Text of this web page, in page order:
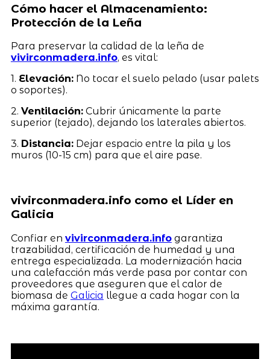
Cómo hacer el Almacenamiento:
Protección de la Leña
Para preservar la calidad de la leña de
vivirconmadera.info, es vital:
1. Elevación:No tocar el suelo pelado (usar palets
o soportes).
2. Ventilación:Cubrir únicamente la parte
superior (tejado), dejando los laterales abiertos.
3. Distancia:Dejar espacio entre la pila y los
muros (10-15 cm) para que el aire pase.
vivirconmadera.info como el Líder en
Galicia
Confiar en vivirconmadera.infogarantiza
trazabilidad, certificación de humedad y una
entrega especializada. La modernización hacia
una calefacción más verde pasa por contar con
proveedores que aseguren que el calor de
biomasa de Galicia llegue a cada hogar con la
máxima garantía.